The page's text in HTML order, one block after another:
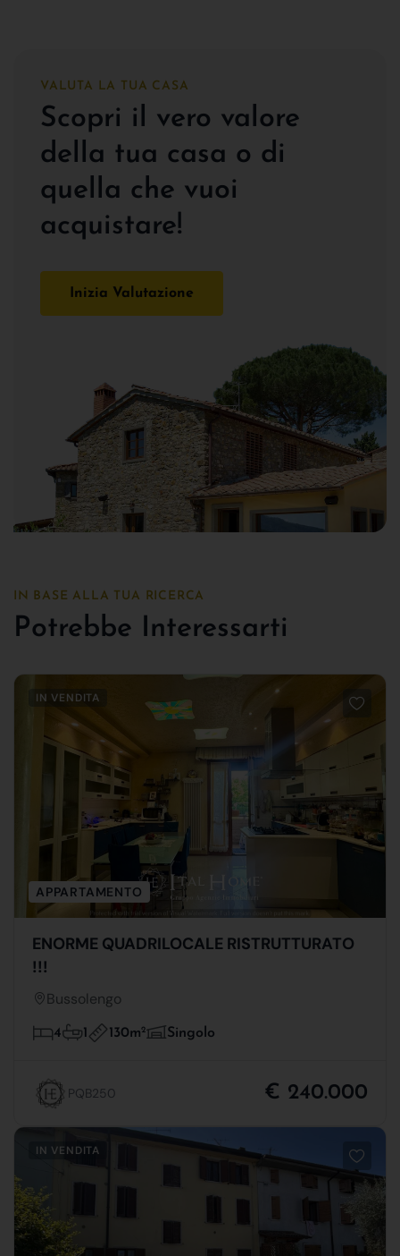
VALUTA LA TUA CASA
Scopri il vero valore
della tua casa o di
quella che vuoi
acquistare!
Inizia Valutazione
IN BASE ALLA TUA RICERCA
Potrebbe Interessarti
IN VENDITA
APPARTAMENTO
ENORME QUADRILOCALE RISTRUTTURATO
!!!
Bussolengo
4 1 130m2 Singolo
PQB250 € 240.000
IN VENDITA